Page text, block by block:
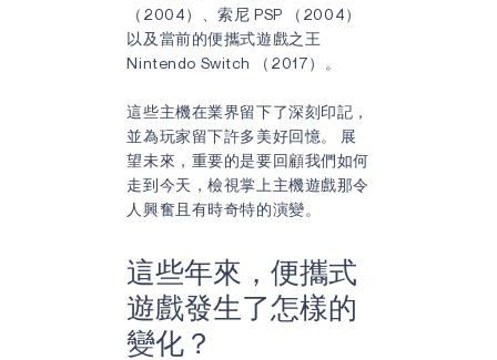
（2004）、索尼 PSP （2004）
以及當前的便攜式遊戲之王
Nintendo Switch （2017）。
這些主機在業界留下了深刻印記，
並為玩家留下許多美好回憶。 展
望未來，重要的是要回顧我們如何
走到今天，檢視掌上主機遊戲那令
人興奮且有時奇特的演變。
這些年來，便攜式
遊戲發生了怎樣的
變化？